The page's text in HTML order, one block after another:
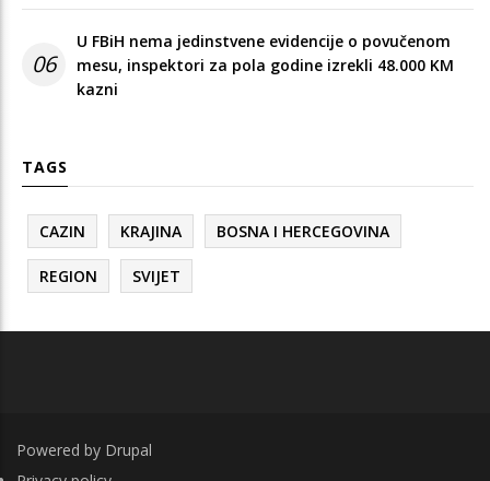
06
U FBiH nema jedinstvene evidencije o povučenom
mesu, inspektori za pola godine izrekli 48.000 KM
kazni
TAGS
CAZIN KRAJINA BOSNA I HERCEGOVINA
REGION SVIJET
Powered by Drupal